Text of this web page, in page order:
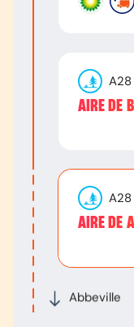
Abbeville
A28
AIRE DE
A28
AIRE DE